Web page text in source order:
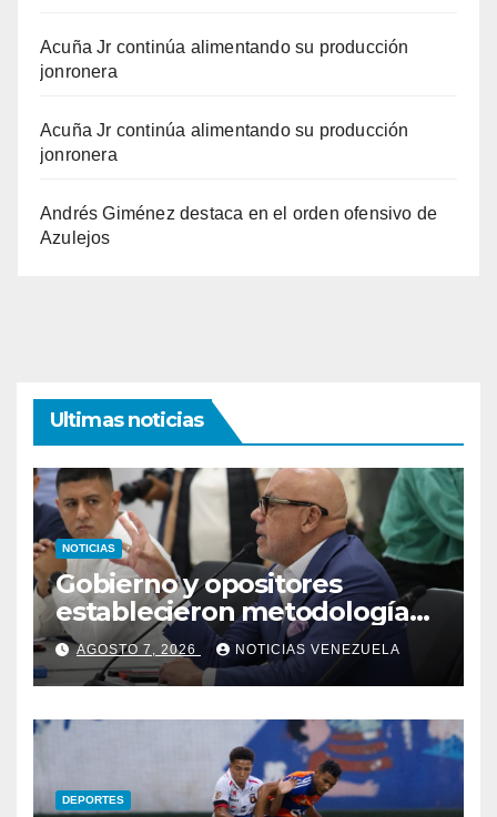
Acuña Jr continúa alimentando su producción
jonronera
Acuña Jr continúa alimentando su producción
jonronera
Andrés Giménez destaca en el orden ofensivo de
Azulejos
Ultimas noticias
NOTICIAS
Gobierno y opositores
establecieron metodología
para el proceso de diálogo en
Venezuela
AGOSTO 7, 2026 NOTICIAS VENEZUELA
DEPORTES